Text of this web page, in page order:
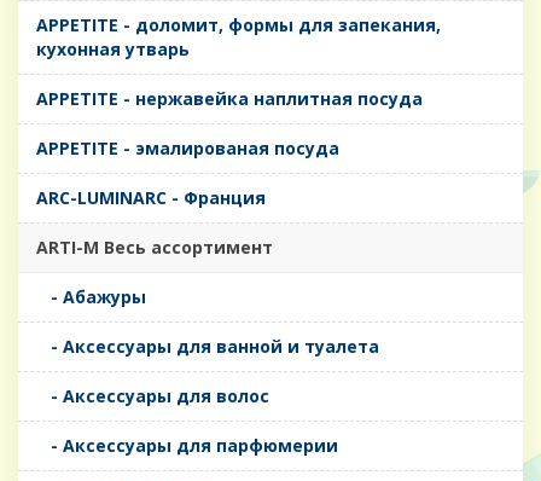
APPETITE - доломит, формы для запекания,
кухонная утварь
APPETITE - нержавейка наплитная посуда
APPETITE - эмалированая посуда
ARC-LUMINARC - Франция
ARTI-M Весь ассортимент
- Абажуры
- Аксессуары для ванной и туалета
- Аксессуары для волос
- Аксессуары для парфюмерии